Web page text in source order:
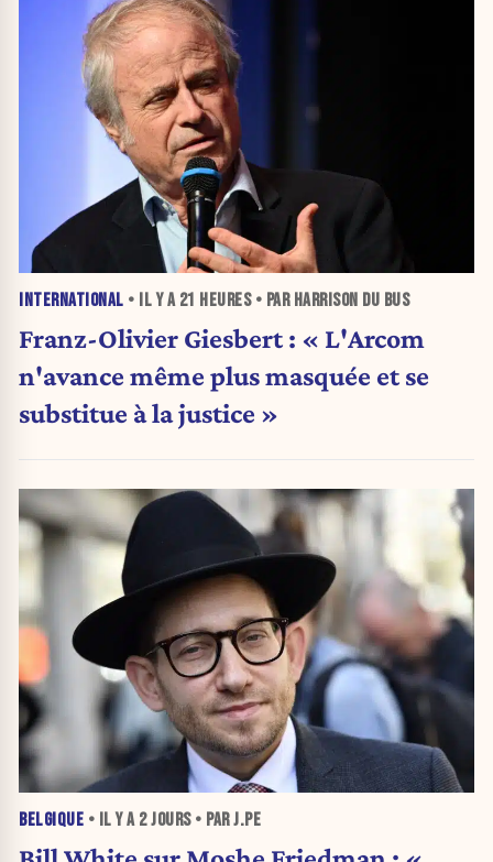
INTERNATIONAL • IL Y A 21 HEURES• PAR HARRISON DU BUS
Franz-Olivier Giesbert : « L'Arcom
n'avance même plus masquée et se
substitue à la justice »
BELGIQUE • IL Y A 2 JOURS• PAR J.PE